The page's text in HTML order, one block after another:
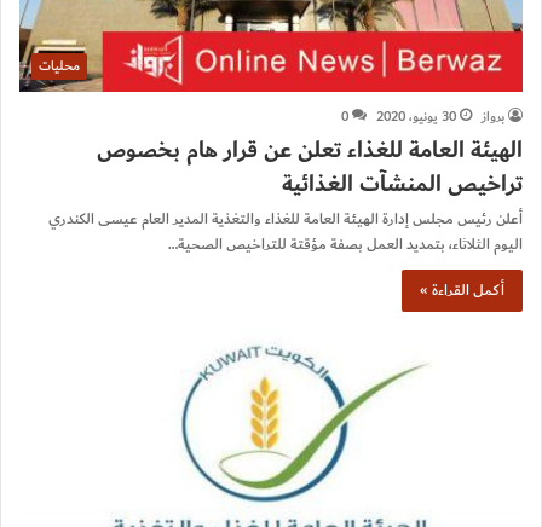
محليات
برواز
30 يونيو، 2020 0
الهيئة العامة للغذاء تعلن عن قرار هام بخصوص
تراخيص المنشآت الغذائية
أعلن رئيس مجلس إدارة الهيئة العامة للغذاء والتغذية المدير العام عيسى الكندري
اليوم الثلاثاء، بتمديد العمل بصفة مؤقتة للتراخيص الصحية…
أكمل القراءة »